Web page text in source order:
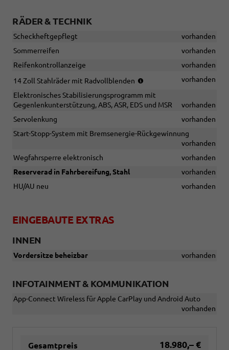
RÄDER & TECHNIK
Scheckheftgepflegt
vorhanden
Sommerreifen
vorhanden
Reifenkontrollanzeige
vorhanden
14 Zoll Stahlräder mit Radvollblenden
R14))
vorhanden
Elektronisches Stabilisierungsprogramm mit
Gegenlenkunterstützung, ABS, ASR, EDS und MSR
vorhanden
Servolenkung
vorhanden
Start-Stopp-System mit Bremsenergie-Rückgewinnung
vorhanden
Wegfahrsperre elektronisch
vorhanden
Reserverad in Fahrbereifung, Stahl
vorhanden
HU/AU neu
vorhanden
EINGEBAUTE EXTRAS
INNEN
Vordersitze beheizbar vorhanden
INFOTAINMENT & KOMMUNIKATION
App-Connect Wireless für Apple CarPlay und Android Auto
vorhanden
Gesamtpreis 18.980,– €